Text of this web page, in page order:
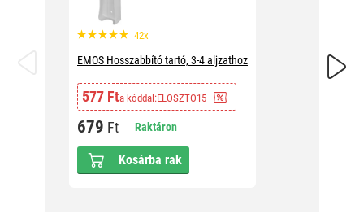
42x
EMOS Hosszabbító tartó, 3-4 aljzathoz
577 Fta kóddal:ELOSZTO15
679 Ft Raktáron
Kosárba rak
EMOS